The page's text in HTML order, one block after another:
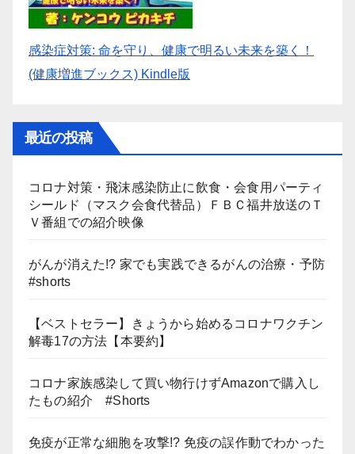
感染症対策: 命を守り、健康で明るい未来を築く！
(健康増進ブックス) Kindle版
最近の投稿
コロナ対策・飛沫感染防止に飲食・会食用パーティ
シールド（マスク会食代替品）ＦＢＣ福井放送のＴ
Ｖ番組での紹介映像
がんが消えた!? 家でも実践できるがんの治療・予防
#shorts
【ベストセラー】きょうから始めるコロナワクチン
解毒17の方法【本要約】
コロナ家族感染して買い物行けずAmazonで購入し
たもの紹介 #Shorts
免疫が正常な細胞を攻撃!? 免疫の誤作動でわかった